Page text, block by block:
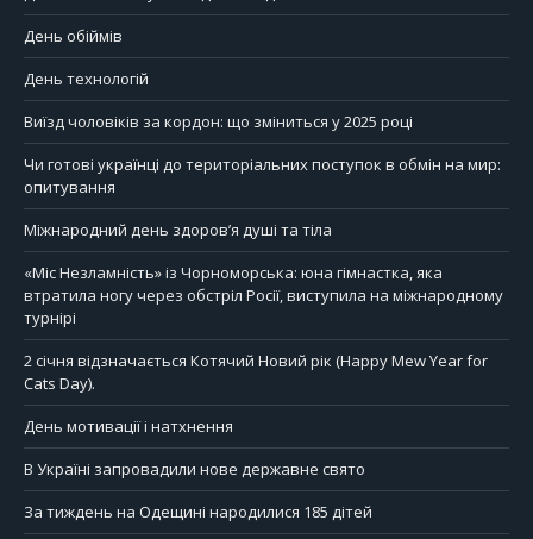
День обіймів
День технологій
Виїзд чоловіків за кордон: що зміниться у 2025 році
Чи готові українці до територіальних поступок в обмін на мир:
опитування
Міжнародний день здоров’я душі та тіла
«Міс Незламність» із Чорноморська: юна гімнастка, яка
втратила ногу через обстріл Росії, виступила на міжнародному
турнірі
2 січня відзначається Котячий Новий рік (Happy Mew Year for
Cats Day).
День мотивації і натхнення
В Україні запровадили нове державне свято
За тиждень на Одещині народилися 185 дітей